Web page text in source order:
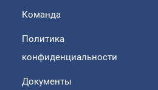
Команда
Политика
конфиденциальности
Документы